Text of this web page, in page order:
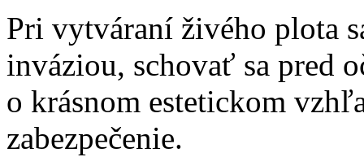
Pri vytváraní živého plota
inváziou, schovať sa pred
o krásnom estetickom
zabezpečenie.